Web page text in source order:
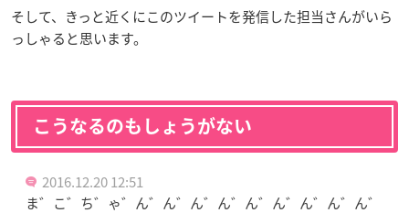
そして、きっと近くにこのツイートを発信した担当さんがいら
っしゃると思います。
こうなるのもしょうがない
2016.12.20 12:51
ま゛こ゛ち゛ゃ゛ん゛ん゛ん゛ん゛ん゛ん゛ん゛ん゛ん゛